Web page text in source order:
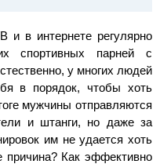
и в интернете регулярно
спортивных парней с
у многих людей
в порядок, чтобы хоть
мужчины отправляются
и штанги, но даже за
им не удается хоть
причина? Как эффективно